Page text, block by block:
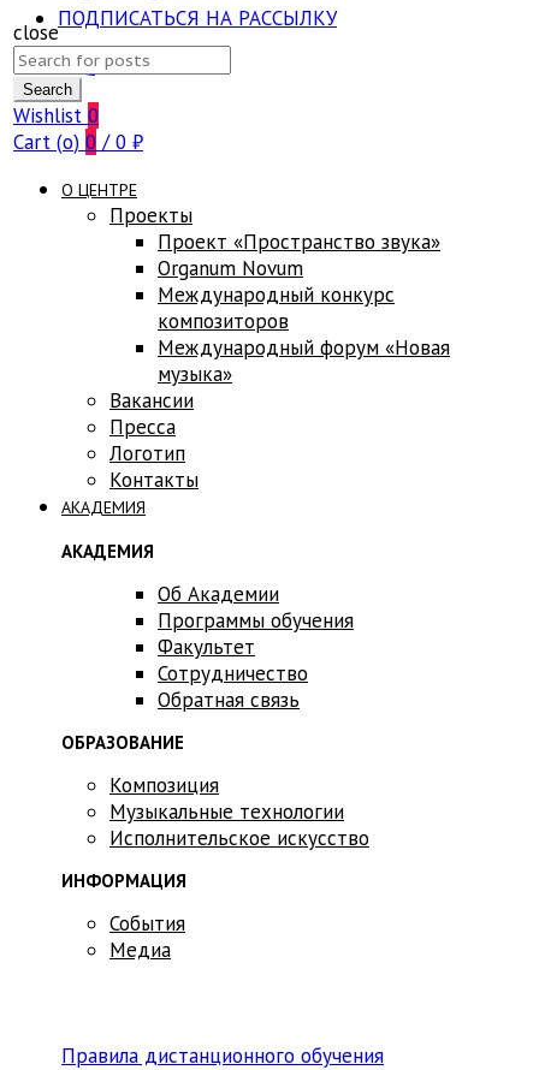
ПОДПИСАТЬСЯ НА РАССЫЛКУ
FAQ
close
Search
for:
Search
Wishlist 0
Cart (o) 0 / 0 ₽
О ЦЕНТРЕ
Проекты
Проект «Пространство звука»
Оrganum Novum
Международный конкурс
композиторов
Международный форум «Новая
музыка»
Вакансии
Пресса
Логотип
Контакты
АКАДЕМИЯ
АКАДЕМИЯ
Об Академии
Программы обучения
Факультет
Сотрудничество
Обратная связь
ОБРАЗОВАНИЕ
Композиция
Музыкальные технологии
Исполнительское искусство
ИНФОРМАЦИЯ
События
Медиа
Правила дистанционного обучения